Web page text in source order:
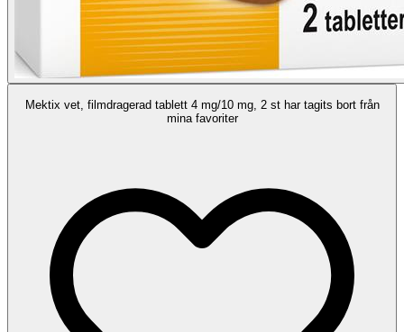
Mektix vet, filmdragerad tablett 4 mg/10 mg, 2 st har tagits bort från
mina favoriter